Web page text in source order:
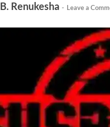
B. Renukesha - Leave a